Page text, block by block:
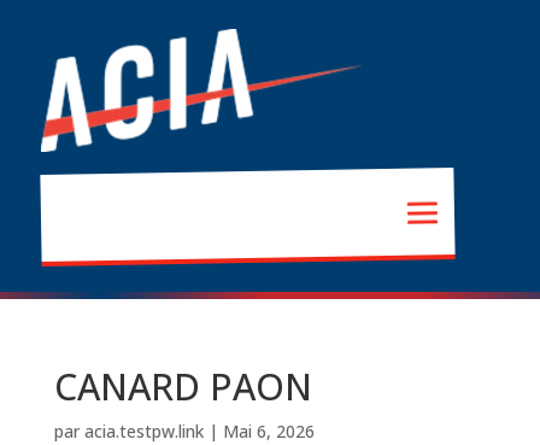
CANARD PAON
par acia.testpw.link| Mai 6, 2026